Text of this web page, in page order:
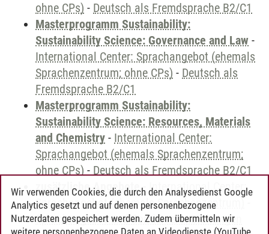
ohne CPs) - Deutsch als Fremdsprache B2/C1
Masterprogramm Sustainability:
Sustainability Science: Governance and Law -
International Center: Sprachangebot (ehemals
Sprachenzentrum; ohne CPs) - Deutsch als
Fremdsprache B2/C1
Masterprogramm Sustainability:
Sustainability Science: Resources, Materials
and Chemistry - International Center:
Sprachangebot (ehemals Sprachenzentrum;
ohne CPs) - Deutsch als Fremdsprache B2/C1
zusätzliche Angebote- International Center:
Sprachangebot (ehemals Sprachenzentrum)
Sprachangebot und Sonderveranstaltungen
Wir verwenden Cookies, die durch den Analysedienst Google
Analytics gesetzt und auf denen personenbezogene
Nutzerdaten gespeichert werden. Zudem übermitteln wir
weitere personenbezogene Daten an Videodienste (YouTube,